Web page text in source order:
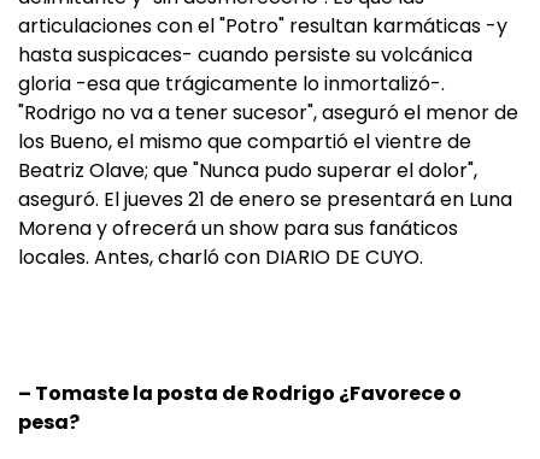
articulaciones con el "Potro" resultan karmáticas -y
hasta suspicaces- cuando persiste su volcánica
gloria -esa que trágicamente lo inmortalizó-.
"Rodrigo no va a tener sucesor", aseguró el menor de
los Bueno, el mismo que compartió el vientre de
Beatriz Olave; que "Nunca pudo superar el dolor",
aseguró. El jueves 21 de enero se presentará en Luna
Morena y ofrecerá un show para sus fanáticos
locales. Antes, charló con DIARIO DE CUYO.
– Tomaste la posta de Rodrigo ¿Favorece o
pesa?